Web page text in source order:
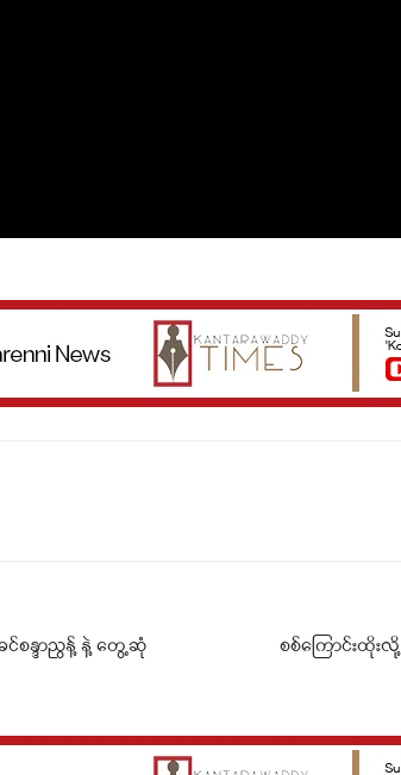
င်စန္ဒာညွန့် နဲ့ တွေ့ဆုံ
စစ်ကြောင်းထို